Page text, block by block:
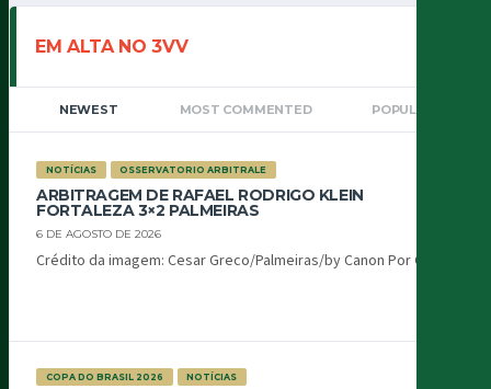
EM ALTA NO 3VV
NEWEST MOST COMMENTED POPULAR
NOTÍCIAS OSSERVATORIO ARBITRALE
ARBITRAGEM DE RAFAEL RODRIGO KLEIN
FORTALEZA 3×2 PALMEIRAS
6 DE AGOSTO DE 2026
Crédito da imagem: Cesar Greco/Palmeiras/by Canon Por Oiti...
COPA DO BRASIL 2026 NOTÍCIAS